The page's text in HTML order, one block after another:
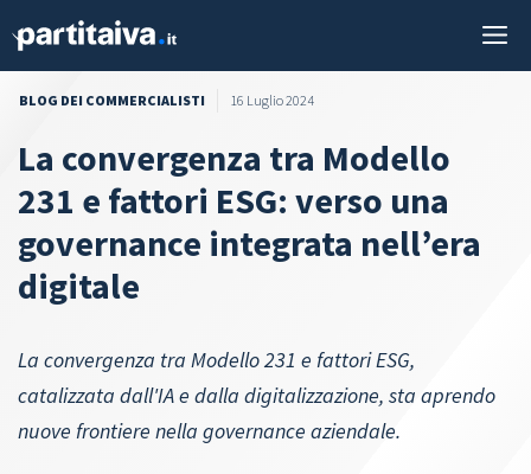
BLOG DEI COMMERCIALISTI 16 Luglio 2024
La convergenza tra Modello
231 e fattori ESG: verso una
governance integrata nell’era
digitale
La convergenza tra Modello 231 e fattori ESG,
catalizzata dall'IA e dalla digitalizzazione, sta aprendo
nuove frontiere nella governance aziendale.